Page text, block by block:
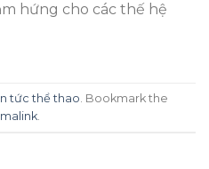
hứng cho các thế hệ
tức thể thao . Bookmark the